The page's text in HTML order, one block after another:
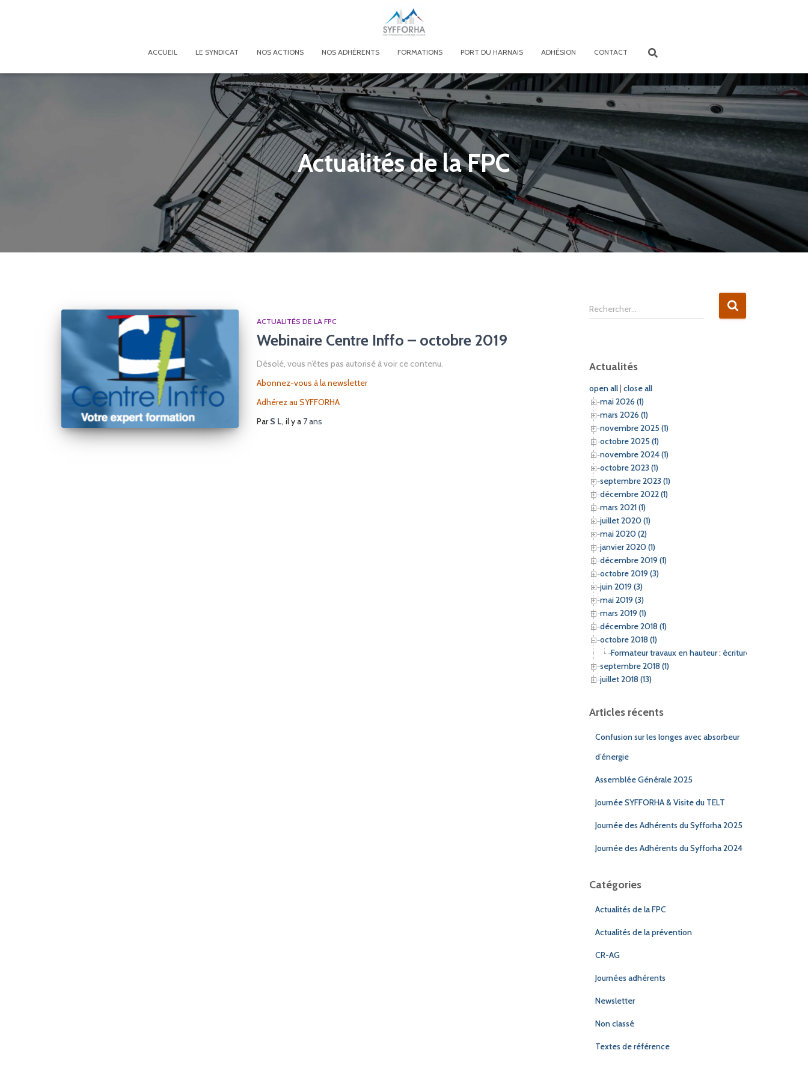
ACCUEIL LE SYNDICAT NOS ACTIONS NOS ADHÉRENTS FORMATIONS PORT DU HARNAIS ADHÉSION CONTACT
Actualités de la FPC
ACTUALITÉS DE LA FPC
Webinaire Centre Inffo – octobre 2019
Désolé, vous n’êtes pas autorisé à voir ce contenu.
Abonnez-vous à la newsletter
Adhérez au SYFFORHA
ParS L, il y a 7 ans
R
e
r
Rechercher…
Actualités
open all| close all
mai 2026 (1)
mars 2026 (1)
novembre 2025 (1)
octobre 2025 (1)
novembre 2024 (1)
octobre 2023 (1)
septembre 2023 (1)
décembre 2022 (1)
mars 2021 (1)
juillet 2020 (1)
mai 2020 (2)
janvier 2020 (1)
décembre 2019 (1)
octobre 2019 (3)
juin 2019 (3)
mai 2019 (3)
mars 2019 (1)
décembre 2018 (1)
octobre 2018 (1)
Formateur travaux en hauteur : écriture du référentiel
septembre 2018 (1)
juillet 2018 (13)
Articles récents
Confusion sur les longes avec absorbeur
d’énergie
Assemblée Générale 2025
Journée SYFFORHA & Visite du TELT
Journée des Adhérents du Syfforha 2025
Journée des Adhérents du Syfforha 2024
Catégories
Actualités de la FPC
Actualités de la prévention
CR-AG
Journées adhérents
Newsletter
Non classé
Textes de référence